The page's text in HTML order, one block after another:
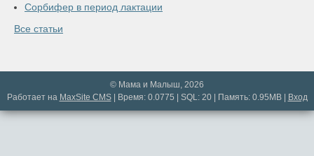
Сорбифер в период лактации
Все статьи
© Мама и Малыш, 2026
Работает на MaxSite CMS| Время: 0.0775 | SQL: 20 | Память: 0.95MB| Вход